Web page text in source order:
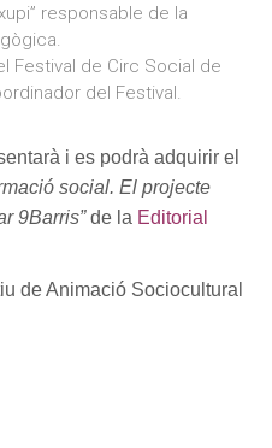
responsable de la
Festival de Circ Social de
del Festival.
i es podrà adquirir el
social. El projecte
9Barris”de la Editorial
de Animació Sociocultural